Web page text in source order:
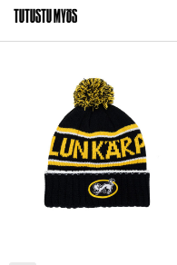
Tutustu myös